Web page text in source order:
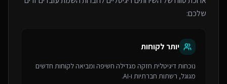
שלכם:
יותר לקוחות
נוכחות דיגיטלית חזקה מגדילה חשיפה ומביאה לקוחות חדשים
מגוגל, רשתות חברתיות ו-AI.